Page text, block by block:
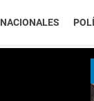
NACIONALES